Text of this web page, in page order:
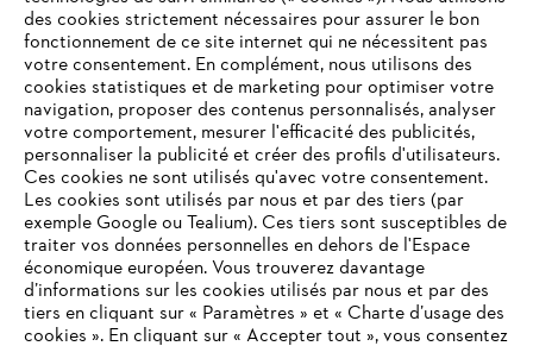
L'Entreprise
Questions / Réponses
des cookies strictement nécessaires pour assurer le bon
fonctionnement de ce site internet qui ne nécessitent pas
votre consentement. En complément, nous utilisons des
cookies statistiques et de marketing pour optimiser votre
navigation, proposer des contenus personnalisés, analyser
votre comportement, mesurer l'efficacité des publicités,
personnaliser la publicité et créer des profils d'utilisateurs.
Ces cookies ne sont utilisés qu'avec votre consentement.
Les cookies sont utilisés par nous et par des tiers (par
exemple Google ou Tealium). Ces tiers sont susceptibles de
traiter vos données personnelles en dehors de l'Espace
économique européen. Vous trouverez davantage
d’informations sur les cookies utilisés par nous et par des
tiers en cliquant sur « Paramètres » et « Charte d’usage des
cookies ». En cliquant sur « Accepter tout », vous consentez